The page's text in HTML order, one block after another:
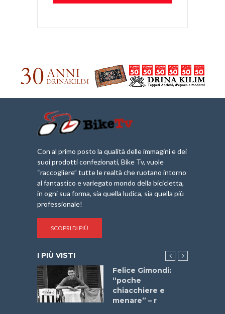
Con al primo posto la qualità delle immagini e dei
suoi prodotti confezionati, Bike Tv, vuole
“raccogliere” tutte le realtà che ruotano intorno
al fantastico e variegato mondo della bicicletta,
in ogni sua forma, sia quella ludica, sia quella più
professionale!
SCOPRI DI PIÙ
I PIÙ VISTI
Felice Gimondi:
“poche
chiacchiere e
menare” – r